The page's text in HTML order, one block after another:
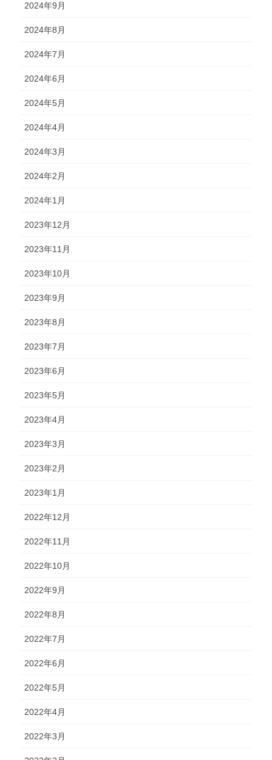
2024年9月
2024年8月
2024年7月
2024年6月
2024年5月
2024年4月
2024年3月
2024年2月
2024年1月
2023年12月
2023年11月
2023年10月
2023年9月
2023年8月
2023年7月
2023年6月
2023年5月
2023年4月
2023年3月
2023年2月
2023年1月
2022年12月
2022年11月
2022年10月
2022年9月
2022年8月
2022年7月
2022年6月
2022年5月
2022年4月
2022年3月